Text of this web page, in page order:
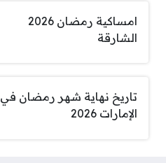
امساكية رمضان 2026
الشارقة
تاريخ نهاية شهر رمضان في
الإمارات 2026